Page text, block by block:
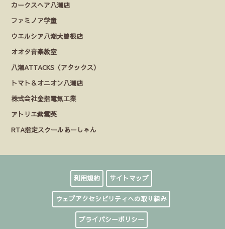
カークスヘア八潮店
ファミノア学童
ウエルシア八潮大曽根店
オオタ音楽教室
八潮ATTACKS（アタックス）
トマト＆オニオン八潮店
株式会社金指電気工業
アトリエ紫雲英
RTA指定スクールあーしゃん
利用規約 サイトマップ
ウェブアクセシビリティへの取り組み
プライバシーポリシー